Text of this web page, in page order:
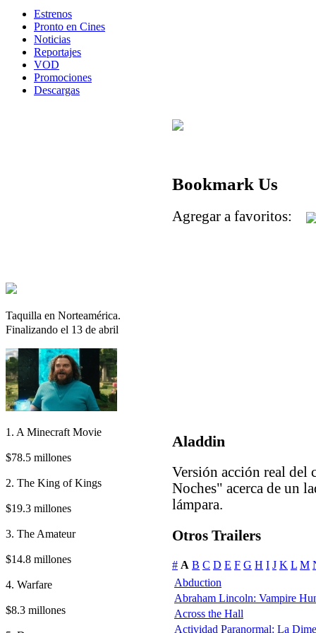
Estrenos
Pronto en Cines
Noticias
Reportajes
VOD
Promociones
Descargas
Taquilla en Norteamérica.
Finalizando el 13 de abril
1. A Minecraft Movie
$78.5 millones
2. The King of Kings
$19.3 millones
3. The Amateur
$14.8 millones
4. Warfare
$8.3 millones
Bookmark Us
Agregar a favoritos:
Aladdin
Versión acción real del
Noches" acerca de un
lámpara.
Otros Trailers
# A B C D E F G H I J K L M
Abduction
Abraham Lincoln: Vampire
Across the Hall
Actividad Paranormal: La